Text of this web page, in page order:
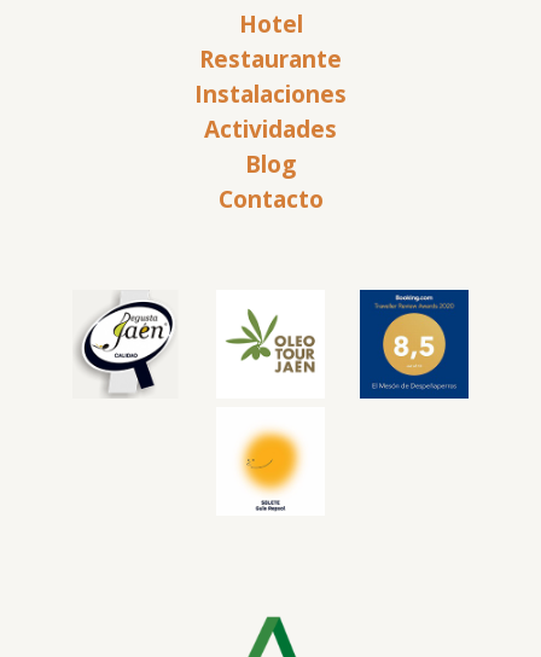
Hotel
Restaurante
Instalaciones
Actividades
Blog
Contacto